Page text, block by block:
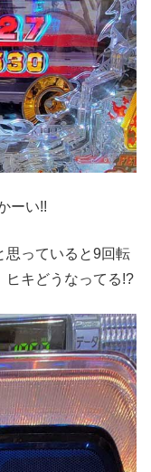
ーい!!
思っていると9回転
ヒキどうなってる!?